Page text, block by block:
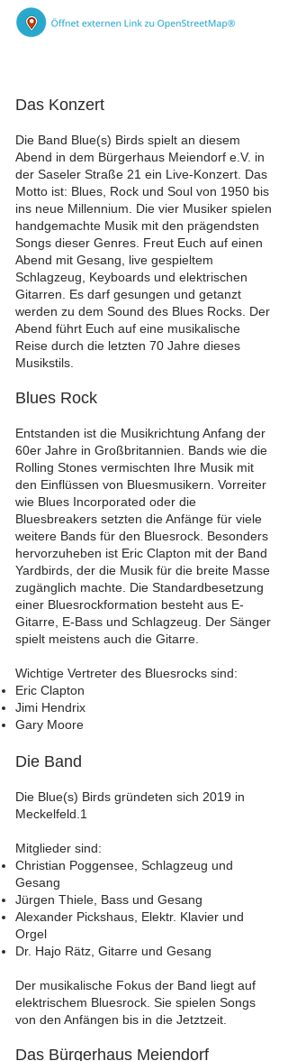
Das Konzert
Die Band Blue(s) Birds spielt an diesem
Abend in dem Bürgerhaus Meiendorf e.V. in
der Saseler Straße 21 ein Live-Konzert. Das
Motto ist: Blues, Rock und Soul von 1950 bis
ins neue Millennium. Die vier Musiker spielen
handgemachte Musik mit den prägendsten
Songs dieser Genres. Freut Euch auf einen
Abend mit Gesang, live gespieltem
Schlagzeug, Keyboards und elektrischen
Gitarren. Es darf gesungen und getanzt
werden zu dem Sound des Blues Rocks. Der
Abend führt Euch auf eine musikalische
Reise durch die letzten 70 Jahre dieses
Musikstils.
Blues Rock
Entstanden ist die Musikrichtung Anfang der
60er Jahre in Großbritannien. Bands wie die
Rolling Stones vermischten Ihre Musik mit
den Einflüssen von Bluesmusikern. Vorreiter
wie Blues Incorporated oder die
Bluesbreakers setzten die Anfänge für viele
weitere Bands für den Bluesrock. Besonders
hervorzuheben ist Eric Clapton mit der Band
Yardbirds, der die Musik für die breite Masse
zugänglich machte. Die Standardbesetzung
einer Bluesrockformation besteht aus E-
Gitarre, E-Bass und Schlagzeug. Der Sänger
spielt meistens auch die Gitarre.
Wichtige Vertreter des Bluesrocks sind:
Eric Clapton
Jimi Hendrix
Gary Moore
Die Band
Die Blue(s) Birds gründeten sich 2019 in
Meckelfeld.1
Mitglieder sind:
Christian Poggensee, Schlagzeug und
Gesang
Jürgen Thiele, Bass und Gesang
Alexander Pickshaus, Elektr. Klavier und
Orgel
Dr. Hajo Rätz, Gitarre und Gesang
Der musikalische Fokus der Band liegt auf
elektrischem Bluesrock. Sie spielen Songs
von den Anfängen bis in die Jetztzeit.
Das Bürgerhaus Meiendorf